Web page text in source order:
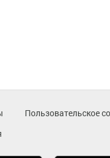
Пользовательское